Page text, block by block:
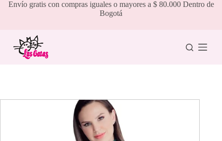
SaltarEnvío gratis con compras iguales o mayores a $ 80.000 Dentro de
Bogotá